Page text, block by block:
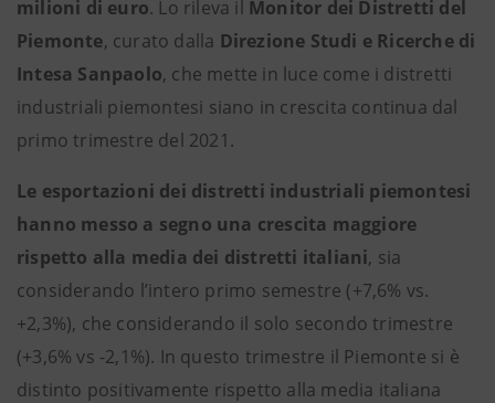
milioni di euro. Lo rileva il Monitor dei Distretti del
Piemonte, curato dalla Direzione Studi e Ricerche di
Intesa Sanpaolo, che mette in luce come i distretti
industriali piemontesi siano in crescita continua dal
primo trimestre del 2021.
Le esportazioni dei distretti industriali piemontesi
hanno messo a segno una crescita maggiore
rispetto alla media dei distretti italiani, sia
considerando l’intero primo semestre (+7,6% vs.
+2,3%), che considerando il solo secondo trimestre
(+3,6% vs -2,1%). In questo trimestre il Piemonte si è
distinto positivamente rispetto alla media italiana